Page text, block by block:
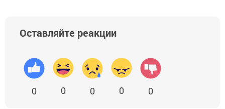
Оставляйте реакции
0 0 0 0 0